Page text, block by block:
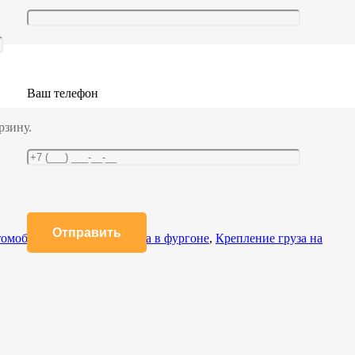
Ваш телефон
,Крепление груза в фургоне, Крепление груза на